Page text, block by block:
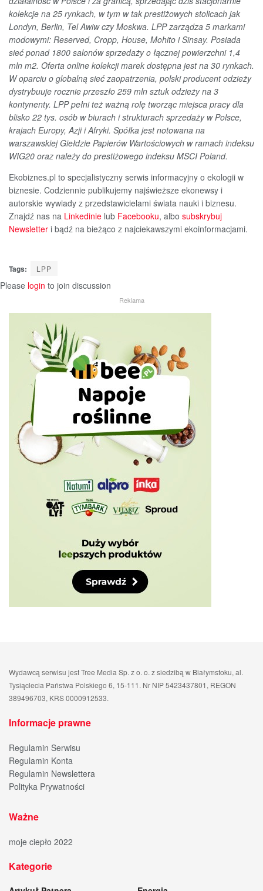
kolekcje na 25 rynkach, w tym w tak prestiżowych stolicach jak
Londyn, Berlin, Tel Awiw czy Moskwa. LPP zarządza 5 markami
modowymi: Reserved, Cropp, House, Mohito i Sinsay. Posiada
sieć ponad 1800 salonów sprzedaży o łącznej powierzchni 1,4
mln m2. Oferta online kolekcji marek dostępna jest na 30 rynkach.
W oparciu o globalną sieć zaopatrzenia, polski producent odzieży
dystrybuuje rocznie przeszło 259 mln sztuk odzieży na 3
kontynenty. LPP pełni też ważną rolę tworząc miejsca pracy dla
blisko 22 tys. osób w biurach i strukturach sprzedaży w Polsce,
krajach Europy, Azji i Afryki. Spółka jest notowana na
warszawskiej Giełdzie Papierów Wartościowych w ramach indeksu
WIG20 oraz należy do prestiżowego indeksu MSCI Poland.
Ekobiznes.pl to specjalistyczny serwis informacyjny o ekologii w
biznesie. Codziennie publikujemy najświeższe ekonewsy i
autorskie wywiady z przedstawicielami świata nauki i biznesu.
Znajdź nas na Linkedinie lub Facebooku, albo subskrybuj
Newsletter i bądź na bieżąco z najciekawszymi ekoinformacjami.
Tags: LPP
Please login to join discussion
Reklama
Wydawcą serwisu jest Tree Media Sp. z o. o. z siedzibą w Białymstoku, al.
Tysiąclecia Państwa Polskiego 6, 15-111. Nr NIP 5423437801, REGON
389496703, KRS 0000912533.
Informacje prawne
Regulamin Serwisu
Regulamin Konta
Regulamin Newslettera
Polityka Prywatności
Ważne
moje ciepło 2022
Kategorie